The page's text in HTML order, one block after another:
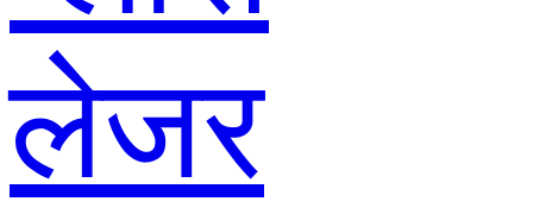
लेजर